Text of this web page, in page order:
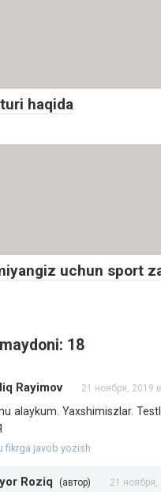
haqida
uchun sport
18
Rayimov 21 ноября, 2019
alaykum. Yaxshimiszlar.
fikrga javob yozish
Roziq (автор) 21 ноября,